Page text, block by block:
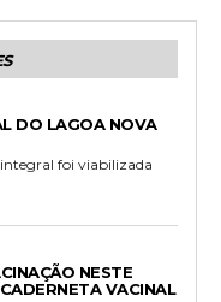
DO LAGOA NOVA
foi viabilizada
NESTE
VACINAL